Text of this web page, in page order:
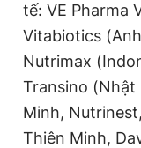
Đặt báo Quảng
Tổng biên tập:
Phó tổng biên tập
Phó tổng biên tập:
Phó tổng biên tập:
Tổng thư ký tòa
tế: VE Pharma
Vitabiotics
Nutrimax
Transino (Nhật
Minh,
Thiên Minh,